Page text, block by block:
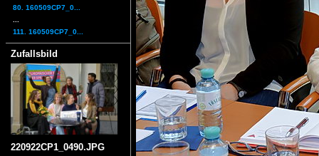
80. 160509CP7_0...
111. 160509CP7_0...
Zufallsbild
220922CP1_0490.JPG